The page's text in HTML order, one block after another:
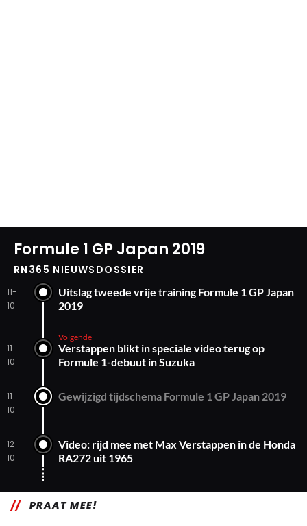
Formule 1 GP Japan 2019
RN365 NIEUWSDOSSIER
11-
10
Uitslag tweede vrije training Formule 1 GP Japan
2019
11-
10
Volgende
Verstappen blikt in speciale video terug op
Formule 1-debuut in Suzuka
11-
10
Gewijzigd tijdschema Formule 1 GP Japan 2019
12-
10
Video: rijd mee met Max Verstappen in de Honda
RA272 uit 1965
PRAAT MEE!